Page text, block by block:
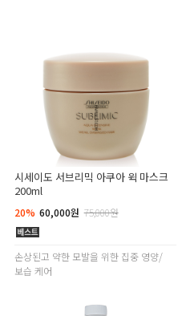
시세이도 서브리믹 아쿠아 윅 마스크
200ml
20% 60,000원 75,000원
손상된고 약한 모발을 위한 집중 영양/
보습 케어